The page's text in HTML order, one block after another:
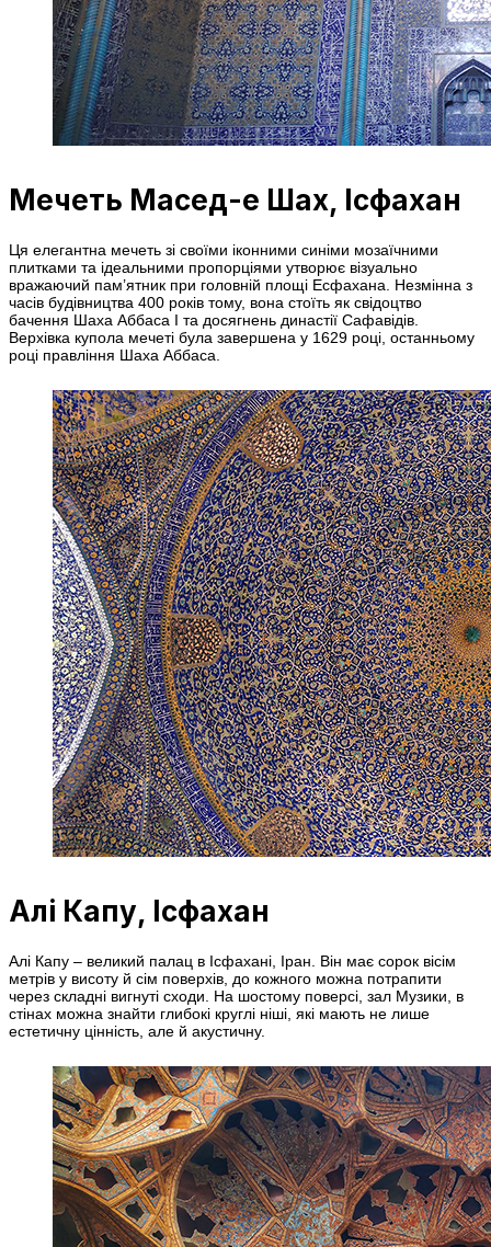
Мечеть Масед-е Шах, Ісфахан
Ця елегантна мечеть зі своїми іконними синіми мозаїчними
плитками та ідеальними пропорціями утворює візуально
вражаючий пам’ятник при головній площі Есфахана. Незмінна з
часів будівництва 400 років тому, вона стоїть як свідоцтво
бачення Шаха Аббаса І та досягнень династії Сафавідів.
Верхівка купола мечеті була завершена у 1629 році, останньому
році правління Шаха Аббаса.
Алі Капу, Ісфахан
Алі Капу – великий палац в Ісфахані, Іран. Він має сорок вісім
метрів у висоту й сім поверхів, до кожного можна потрапити
через складні вигнуті сходи. На шостому поверсі, зал Музики, в
стінах можна знайти глибокі круглі ніші, які мають не лише
естетичну цінність, але й акустичну.